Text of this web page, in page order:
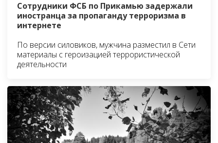
Сотрудники ФСБ по Прикамью задержали
иностранца за пропаганду терроризма в
интернете
По версии силовиков, мужчина разместил в Сети
материалы с героизацией террористической
деятельности